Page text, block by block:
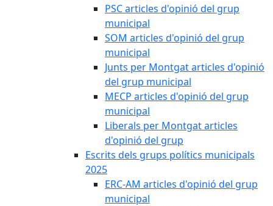
PSC articles d'opinió del grup
municipal
SOM articles d'opinió del grup
municipal
Junts per Montgat articles d'opinió
del grup municipal
MECP articles d'opinió del grup
municipal
Liberals per Montgat articles
d'opinió del grup
Escrits dels grups polítics municipals
2025
ERC-AM articles d'opinió del grup
municipal